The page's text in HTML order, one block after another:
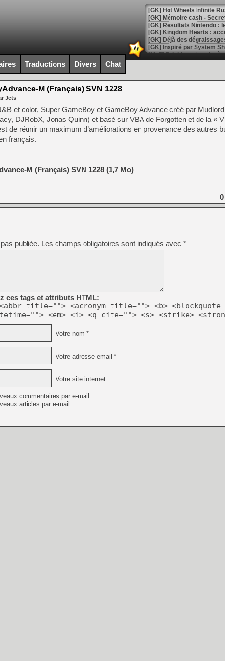
[GK] Hot Wheels Infinite
[GK] Mémoire cash -
[GK] Résultats Nintendo :
[GK] Déjà des
[Mo5] Brickboy cherche à
[GK] Minecraft et ses «
[GK] Beast of
[GK] Ubisoft : fin de partie
[GK] Mémoire cash -
[GK] Dan Houser (GTA)
[GK] Comment EA Sports
[GK] Crimson Moon : un
[GK] Isle of Reveries : le
[GK] Moonlighter 2 : The
[GK] Capcom relance
[Mo5] Deux inédits du
[GK] Le beat'em up The
[GK] Endless Legend 2 :
[LS] [PS5] Le WebKit
[GK] Oubliez Crazy Taxi,
[LS] [Switch] NSZ 5.0.0
[GK] No More Room in
[GK] Un chatbot Atelier
[GK] Mémoire cash -
[GK] Nvidia : le prix des
[GK] Suikoden Star Leap
[Mo5] La mini borne
[GK] Le studio de FIFA
[GK] La PlayStation 1 en
[GK] GTA 6 : Rockstar
Traductions Divers Chat
M (Français) SVN 1228
Jets
et color, Super GameBoy et GameBoy Advance créé par Mudlord
DJRobX, Jonas Quinn) et basé sur VBA de Forgotten et de la «
de réunir un maximum d’améliorations en provenance des autres
français.
M (Français) SVN 1228 (1,7 Mo)
0
publiée. Les champs obligatoires sont indiqués avec *
ces tags et attributs HTML:
title=""> <acronym title=""> <b> <blockquote
<em> <i> <q cite=""> <s> <strike>
Votre nom *
Votre adresse email *
Votre site internet
commentaires par e-mail.
articles par e-mail.